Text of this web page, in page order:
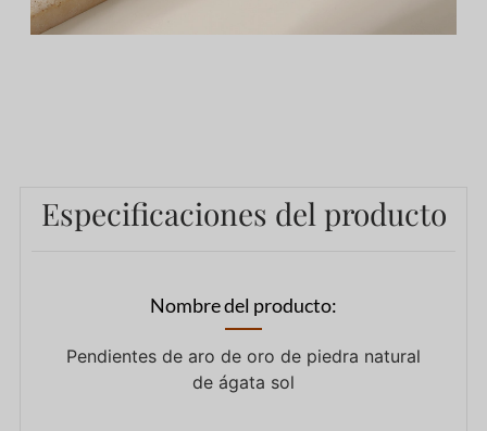
Especificaciones del producto
Nombre del producto:
Pendientes de aro de oro de piedra natural
de ágata sol